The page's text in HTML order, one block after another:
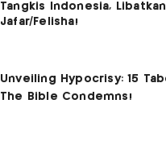
Tangkis Indonesia, Libatkan
Jafar/Felisha!